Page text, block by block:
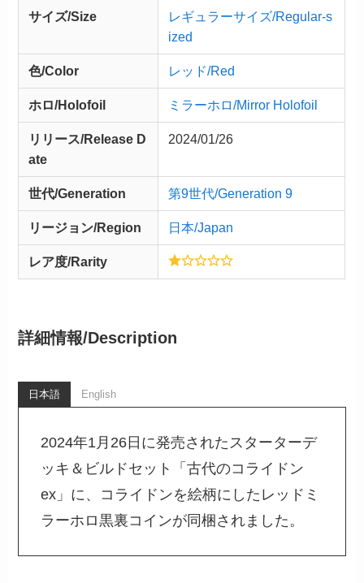
サイズ/Size
レギュラーサイズ/Regular-s
ized
色/Color レッド/Red
ホロ/Holofoil ミラーホロ/Mirror Holofoil
リリース/Release D
ate
2024/01/26
世代/Generation 第9世代/Generation 9
リージョン/Region 日本/Japan
レア度/Rarity
詳細情報/Description
日本語 English
2024年1月26日に発売されたスターターデ
ッキ＆ビルドセット「古代のコライドン
ex」に、コライドンを絵柄にしたレッドミ
ラーホロ黒裏コインが同梱されました。